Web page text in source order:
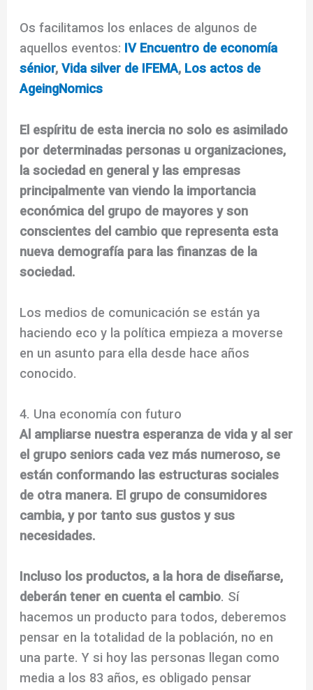
Os facilitamos los enlaces de algunos de
aquellos eventos: IV Encuentro de economía
sénior,Vida silver de IFEMA, Los actos de
AgeingNomics
El espíritu de esta inercia no solo es asimilado
por determinadas personas u organizaciones,
la sociedad en general y las empresas
principalmente van viendo la importancia
económica del grupo de mayores y son
conscientes del cambio que representa esta
nueva demografía para las finanzas de la
sociedad.
Los medios de comunicación se están ya
haciendo eco y la política empieza a moverse
en un asunto para ella desde hace años
conocido.
4. Una economía con futuro
Al ampliarse nuestra esperanza de vida y al ser
el grupo seniors cada vez más numeroso, se
están conformando las estructuras sociales
de otra manera. El grupo de consumidores
cambia, y por tanto sus gustos y sus
necesidades.
Incluso los productos, a la hora de diseñarse,
deberán tener en cuenta el cambio. Sí
hacemos un producto para todos, deberemos
pensar en la totalidad de la población, no en
una parte. Y si hoy las personas llegan como
media a los 83 años, es obligado pensar